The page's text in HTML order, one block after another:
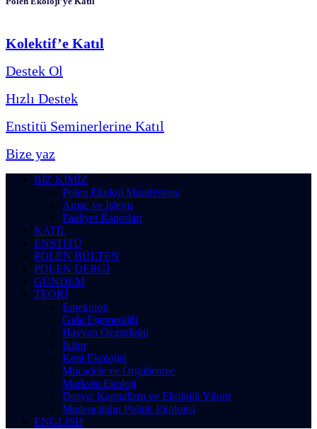
Kolektif’e Katıl
Destek Ol
Hızlı Destek
Enstitü Seminerlerine Katıl
Bize yaz
BİZ KİMİZ
Polen Ekoloji Manifestosu
Amaç ve İşleyiş
Faaliyet Raporları
KATIL
ENSTİTÜ
POLEN BÜLTEN
POLEN DERGİ
GÜNDEM
TEORİ
Emekoloji
Gıda Egemenliği
Hayvan Özgürlüğü
İklim
Kent Ekolojisi
Mücadele ve Örgütlenme
Marksist Ekoloji
Dosya: Kapitalizm ve Ekolojik Yıkım
Madenciliğin Politik Ekolojisi
ENGLISH